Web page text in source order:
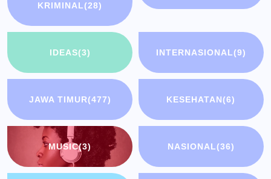
KRIMINAL(28)
IDEAS(3) INTERNASIONAL(9)
JAWA TIMUR(477) KESEHATAN(6)
MUSIC(3) NASIONAL(36)